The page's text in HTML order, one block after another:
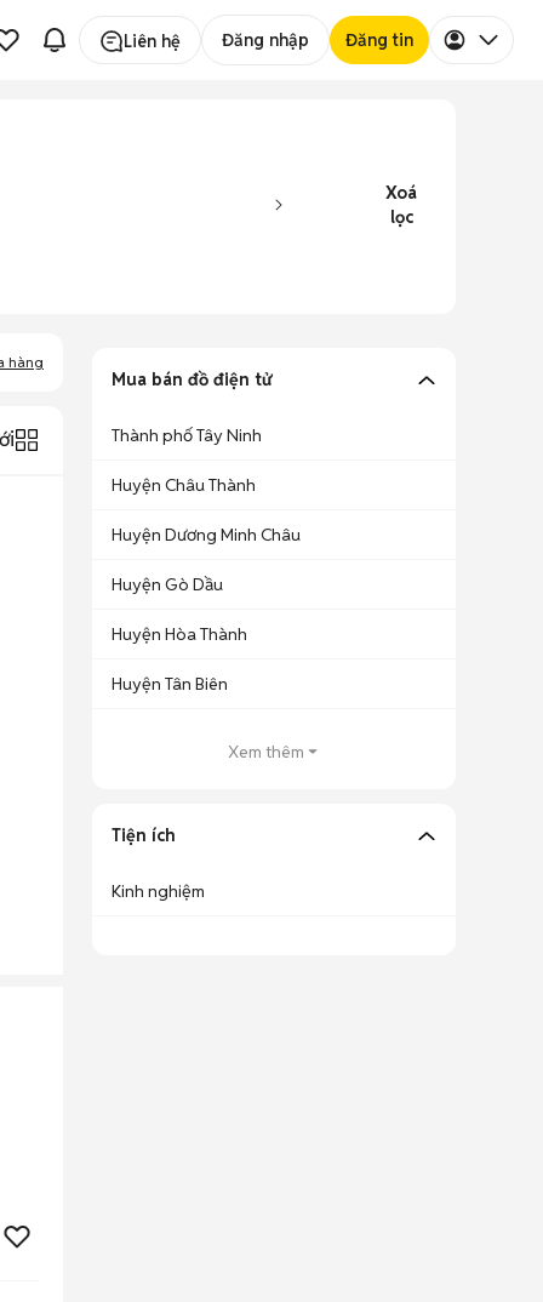
Liên hệ Đăng nhập Đăng tin
Xoá
lọc
hàng
Mua bán đồ điện tử
Thành phố Tây Ninh
Huyện Châu Thành
Huyện Dương Minh Châu
Huyện Gò Dầu
Huyện Hòa Thành
Huyện Tân Biên
Xem thêm
Tiện ích
Kinh nghiệm